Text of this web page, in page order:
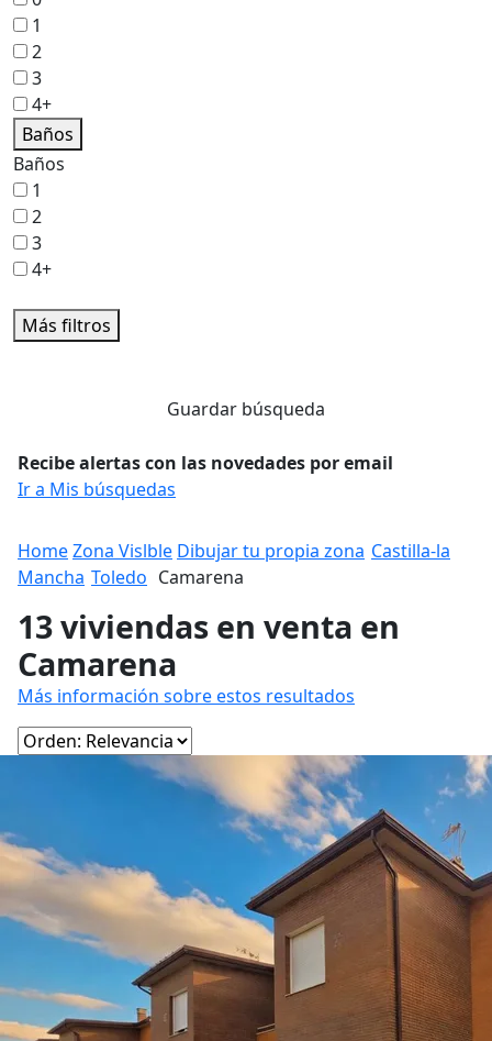
1
2
3
4+
Baños
Baños
1
2
3
4+
Más filtros
Guardar búsqueda
Recibe alertas con las novedades por email
Ir a Mis búsquedas
HomeZona Vislble Dibujar tu propia zona Castilla-la
Mancha Toledo Camarena
13 viviendas en venta en
Camarena
Más información sobre estos resultados